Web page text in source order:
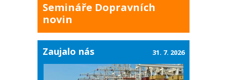
Semináře Dopravních
novin
Zaujalo nás 31. 7. 2026